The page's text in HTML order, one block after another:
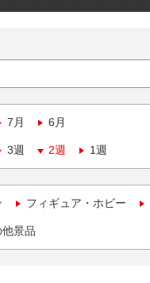
7月 6月
3週 2週 1週
フィギュア・ホビー
他景品